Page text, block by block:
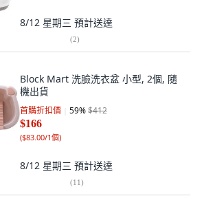
8/12 星期三 預計送達
(2)
Block Mart 洗臉洗衣盆 小型, 2個, 隨
機出貨
首購折扣價 59%$412
$166
($83.00/1個)
8/12 星期三 預計送達
(11)